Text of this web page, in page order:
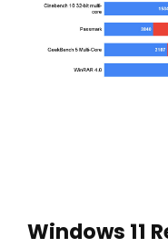
Windows 11